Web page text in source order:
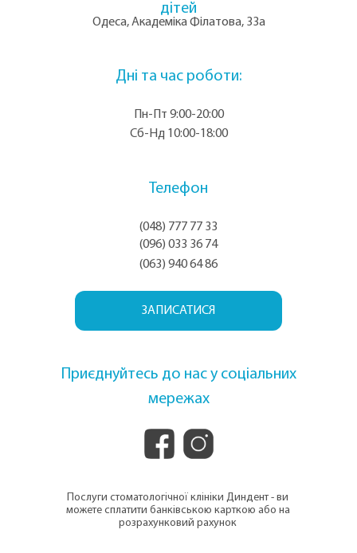
Дні та час роботи:
Пн-Пт 9:00-20:00
Сб-Нд 10:00-18:00
дітей
Одеса, Академіка Філатова, 33а
Приєднуйтесь до нас у соціальних
мережах
Телефон
(048) 777 77 33
Послуги стоматологічної клініки Диндент - ви
можете сплатити банківською карткою або на
розрахунковий рахунок
(096) 033 36 74
ЗАПИСАТИСЯ
(063) 940 64 86